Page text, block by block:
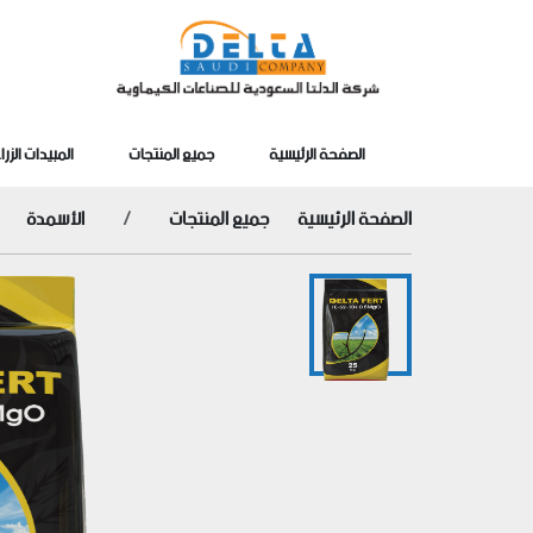
الصفحة الرئيسية جميع المنتجات المبيدات
الصفحة الرئيسية جميع المنتجات الأسمدة